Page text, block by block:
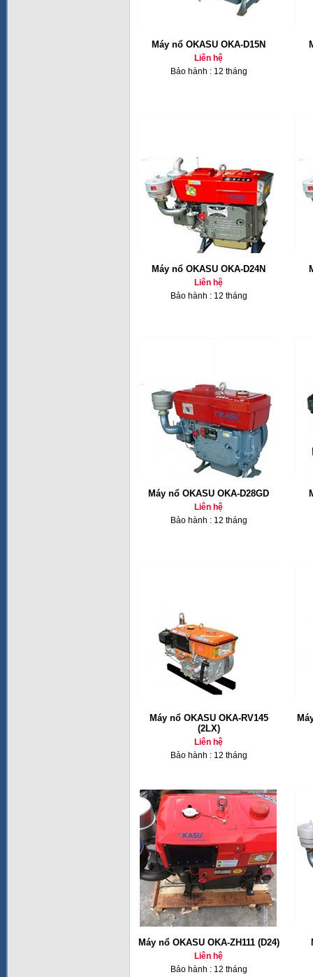
Máy nổ OKASU OKA-D15N
Liên hệ
Bảo hành : 12 tháng
Máy nổ OKASU OKA-D24N
Liên hệ
Bảo hành : 12 tháng
Máy nổ OKASU OKA-D28GD
Liên hệ
Bảo hành : 12 tháng
Máy nổ OKASU OKA-RV145
(2LX)
Liên hệ
Bảo hành : 12 tháng
Máy nổ OKASU OKA-ZH111 (D24)
Liên hệ
Bảo hành : 12 tháng